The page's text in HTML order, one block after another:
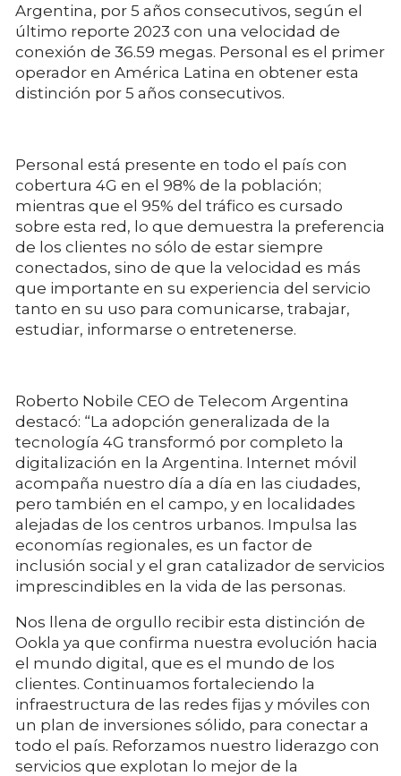
Argentina, por 5 años consecutivos, según el
último reporte 2023 con una velocidad de
conexión de 36.59 megas. Personal es el primer
operador en América Latina en obtener esta
distinción por 5 años consecutivos.
Personal está presente en todo el país con
cobertura 4G en el 98% de la población;
mientras que el 95% del tráfico es cursado
sobre esta red, lo que demuestra la preferencia
de los clientes no sólo de estar siempre
conectados, sino de que la velocidad es más
que importante en su experiencia del servicio
tanto en su uso para comunicarse, trabajar,
estudiar, informarse o entretenerse.
Roberto Nobile CEO de Telecom Argentina
destacó: “La adopción generalizada de la
tecnología 4G transformó por completo la
digitalización en la Argentina. Internet móvil
acompaña nuestro día a día en las ciudades,
pero también en el campo, y en localidades
alejadas de los centros urbanos. Impulsa las
economías regionales, es un factor de
inclusión social y el gran catalizador de servicios
imprescindibles en la vida de las personas.
Nos llena de orgullo recibir esta distinción de
Ookla ya que confirma nuestra evolución hacia
el mundo digital, que es el mundo de los
clientes. Continuamos fortaleciendo la
infraestructura de las redes fijas y móviles con
un plan de inversiones sólido, para conectar a
todo el país. Reforzamos nuestro liderazgo con
servicios que explotan lo mejor de la